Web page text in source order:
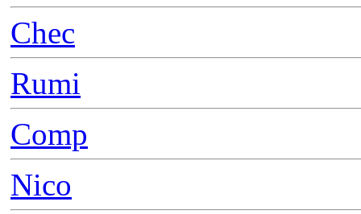
Chec
Rumi
Comp
Nico